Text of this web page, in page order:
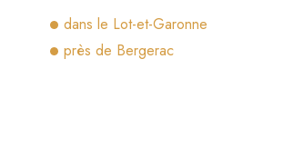
dans le Lot-et-Garonne
près de Bergerac